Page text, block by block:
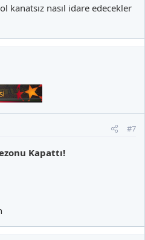
kanatsız nasıl idare edecekler
#7
Kapattı!